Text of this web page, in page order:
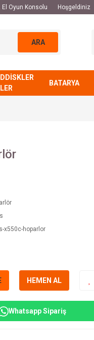
El Oyun Konsolu Hoşgeldiniz
ARA
BATARYA
x550c-hoparlor
HEMEN AL
Whatsapp Sipariş